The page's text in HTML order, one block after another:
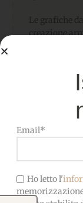
creazione
Sacchetti
Decorazioni
Perfetto da
dettagli
Potrai
abbinandolo
disponibili.
Email*
Ho letto l'